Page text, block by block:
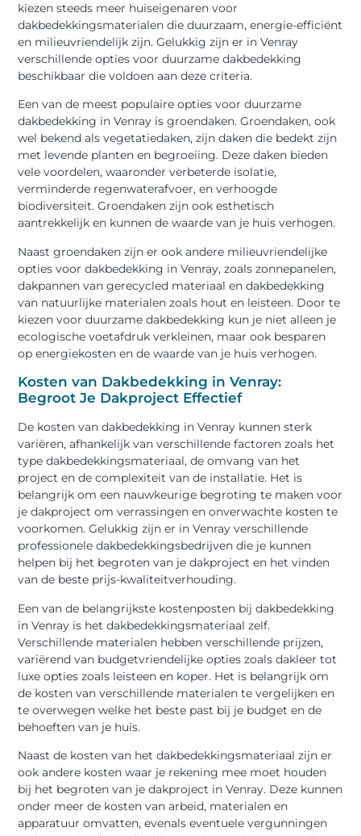
kiezen steeds meer huiseigenaren voor
dakbedekkingsmaterialen die duurzaam, energie-efficiënt
en milieuvriendelijk zijn. Gelukkig zijn er in Venray
verschillende opties voor duurzame dakbedekking
beschikbaar die voldoen aan deze criteria.
Een van de meest populaire opties voor duurzame
dakbedekking in Venray is groendaken. Groendaken, ook
wel bekend als vegetatiedaken, zijn daken die bedekt zijn
met levende planten en begroeiing. Deze daken bieden
vele voordelen, waaronder verbeterde isolatie,
verminderde regenwaterafvoer, en verhoogde
biodiversiteit. Groendaken zijn ook esthetisch
aantrekkelijk en kunnen de waarde van je huis verhogen.
Naast groendaken zijn er ook andere milieuvriendelijke
opties voor dakbedekking in Venray, zoals zonnepanelen,
dakpannen van gerecycled materiaal en dakbedekking
van natuurlijke materialen zoals hout en leisteen. Door te
kiezen voor duurzame dakbedekking kun je niet alleen je
ecologische voetafdruk verkleinen, maar ook besparen
op energiekosten en de waarde van je huis verhogen.
Kosten van Dakbedekking in Venray:
Begroot Je Dakproject Effectief
De kosten van dakbedekking in Venray kunnen sterk
variëren, afhankelijk van verschillende factoren zoals het
type dakbedekkingsmateriaal, de omvang van het
project en de complexiteit van de installatie. Het is
belangrijk om een nauwkeurige begroting te maken voor
je dakproject om verrassingen en onverwachte kosten te
voorkomen. Gelukkig zijn er in Venray verschillende
professionele dakbedekkingsbedrijven die je kunnen
helpen bij het begroten van je dakproject en het vinden
van de beste prijs-kwaliteitverhouding.
Een van de belangrijkste kostenposten bij dakbedekking
in Venray is het dakbedekkingsmateriaal zelf.
Verschillende materialen hebben verschillende prijzen,
variërend van budgetvriendelijke opties zoals dakleer tot
luxe opties zoals leisteen en koper. Het is belangrijk om
de kosten van verschillende materialen te vergelijken en
te overwegen welke het beste past bij je budget en de
behoeften van je huis.
Naast de kosten van het dakbedekkingsmateriaal zijn er
ook andere kosten waar je rekening mee moet houden
bij het begroten van je dakproject in Venray. Deze kunnen
onder meer de kosten van arbeid, materialen en
apparatuur omvatten, evenals eventuele vergunningen